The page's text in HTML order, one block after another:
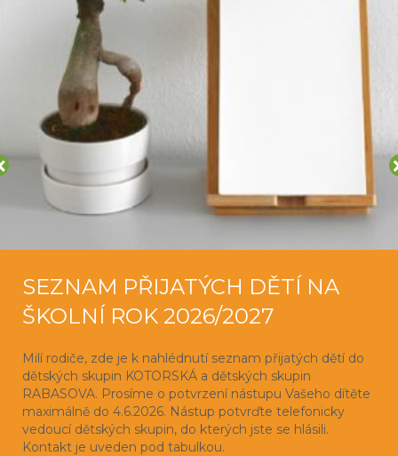
SEZNAM PŘIJATÝCH DĚTÍ NA
ŠKOLNÍ ROK 2026/2027
Milí rodiče, zde je k nahlédnutí seznam přijatých dětí do
dětských skupin KOTORSKÁ a dětských skupin
RABASOVA. Prosíme o potvrzení nástupu Vašeho dítěte
maximálně do 4.6.2026. Nástup potvrďte telefonicky
vedoucí dětských skupin, do kterých jste se hlásili.
Kontakt je uveden pod tabulkou.